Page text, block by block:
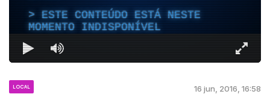
ESTE CONTEÚDO ESTÁ NESTE
MOMENTO INDISPONÍVEL
LOCAL 16 jun, 2016, 16:58